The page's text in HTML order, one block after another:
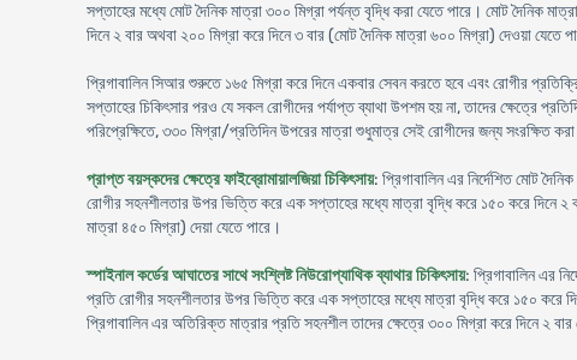
সপ্তাহের মধ্যে মোট দৈনিক মাত্রা ৩০০ মিগ্রা পর্যন্ত বৃদ্ধি করা যেতে পারে। মোট দৈনিক
দিনে ২ বার অথবা ২০০ মিগ্রা করে দিনে ৩ বার (মোট দৈনিক মাত্রা ৬০০ মিগ্রা) দেওয়া যেতে
প্রিগাবালিন সিআর শুরুতে ১৬৫ মিগ্রা করে দিনে একবার সেবন করতে হবে এবং রোগীর
সপ্তাহের চিকিৎসার পরও যে সকল রোগীদের পর্যাপ্ত ব্যাথা উপশম হয় না, তাদের ক্ষেত্রে
পরিপ্রেক্ষিতে, ৩৩০ মিগ্রা/প্রতিদিন উপরের মাত্রা শুধুমাত্র সেই রোগীদের জন্য সংরক্ষিত
প্রাপ্ত বয়স্কদের ক্ষেত্রে ফাইব্রোমায়ালজিয়া চিকিৎসায়: প্রিগাবালিন এর নির্দেশিত মোট
রোগীর সহনশীলতার উপর ভিত্তি করে এক সপ্তাহের মধ্যে মাত্রা বৃদ্ধি করে ১৫০ করে দিনে ২
মাত্রা ৪৫০ মিগ্রা) দেয়া যেতে পারে।
স্পাইনাল কর্ডের আঘাতের সাথে সংশ্লিষ্ট নিউরোপ্যাথিক ব্যাথার চিকিৎসায়: প্রিগাবালিন এর
প্রতি রোগীর সহনশীলতার উপর ভিত্তি করে এক সপ্তাহের মধ্যে মাত্রা বৃদ্ধি করে ১৫০ করে
প্রিগাবালিন এর অতিরিক্ত মাত্রার প্রতি সহনশীল তাদের ক্ষেত্রে ৩০০ মিগ্রা করে দিনে ২ বার